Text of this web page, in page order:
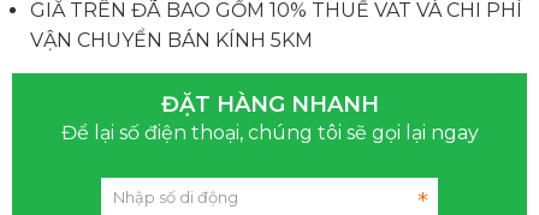
GIẮ TRÊN ĐÃ BAO GỒM 10% THUẾ VAT VÀ CHI PHÍ
VẬN CHUYỂN BÁN KÍNH 5KM
ĐẶT HÀNG NHANH
Để lại số điện thoại, chúng tôi sẽ gọi lại ngay